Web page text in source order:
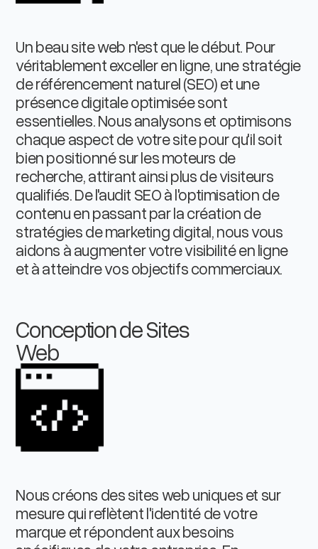
Un beau site web n'est que le début. Pour
véritablement exceller en ligne, une stratégie
de référencement naturel (SEO) et une
présence digitale optimisée sont
essentielles. Nous analysons et optimisons
chaque aspect de votre site pour qu'il soit
bien positionné sur les moteurs de
recherche, attirant ainsi plus de visiteurs
qualifiés. De l'audit SEO à l'optimisation de
contenu en passant par la création de
stratégies de marketing digital, nous vous
aidons à augmenter votre visibilité en ligne
et à atteindre vos objectifs commerciaux.
Conception de Sites
Web
Nous créons des sites web uniques et sur
mesure qui reflètent l'identité de votre
marque et répondent aux besoins